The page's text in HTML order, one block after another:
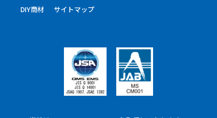
DIY商材 サイトマップ